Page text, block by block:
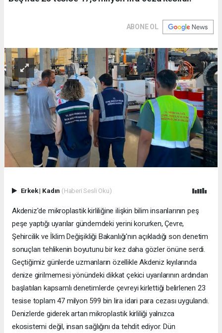
ABONE OL
Erkek| Kadın (Haberi Sesli Oku)
Akdeniz'de mikroplastik kirliliğine ilişkin bilim insanlarının peş
peşe yaptığı uyarılar gündemdeki yerini korurken, Çevre,
Şehircilik ve İklim Değişikliği Bakanlığı'nın açıkladığı son denetim
sonuçları tehlikenin boyutunu bir kez daha gözler önüne serdi.
Geçtiğimiz günlerde uzmanların özellikle Akdeniz kıyılarında
denize girilmemesi yönündeki dikkat çekici uyarılarının ardından
başlatılan kapsamlı denetimlerde çevreyi kirlettiği belirlenen 23
tesise toplam 47 milyon 599 bin lira idari para cezası uygulandı.
Denizlerde giderek artan mikroplastik kirliliği yalnızca
ekosistemi değil, insan sağlığını da tehdit ediyor. Dün